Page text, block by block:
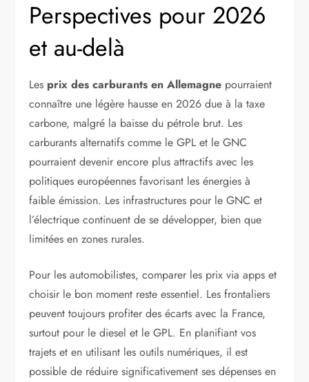
Perspectives pour 2026
et au-delà
Les prix des carburants en Allemagne pourraient
connaître une légère hausse en 2026 due à la taxe
carbone, malgré la baisse du pétrole brut. Les
carburants alternatifs comme le GPL et le GNC
pourraient devenir encore plus attractifs avec les
politiques européennes favorisant les énergies à
faible émission. Les infrastructures pour le GNC et
l’électrique continuent de se développer, bien que
limitées en zones rurales.
Pour les automobilistes, comparer les prix via apps et
choisir le bon moment reste essentiel. Les frontaliers
peuvent toujours profiter des écarts avec la France,
surtout pour le diesel et le GPL. En planifiant vos
trajets et en utilisant les outils numériques, il est
possible de réduire significativement ses dépenses en